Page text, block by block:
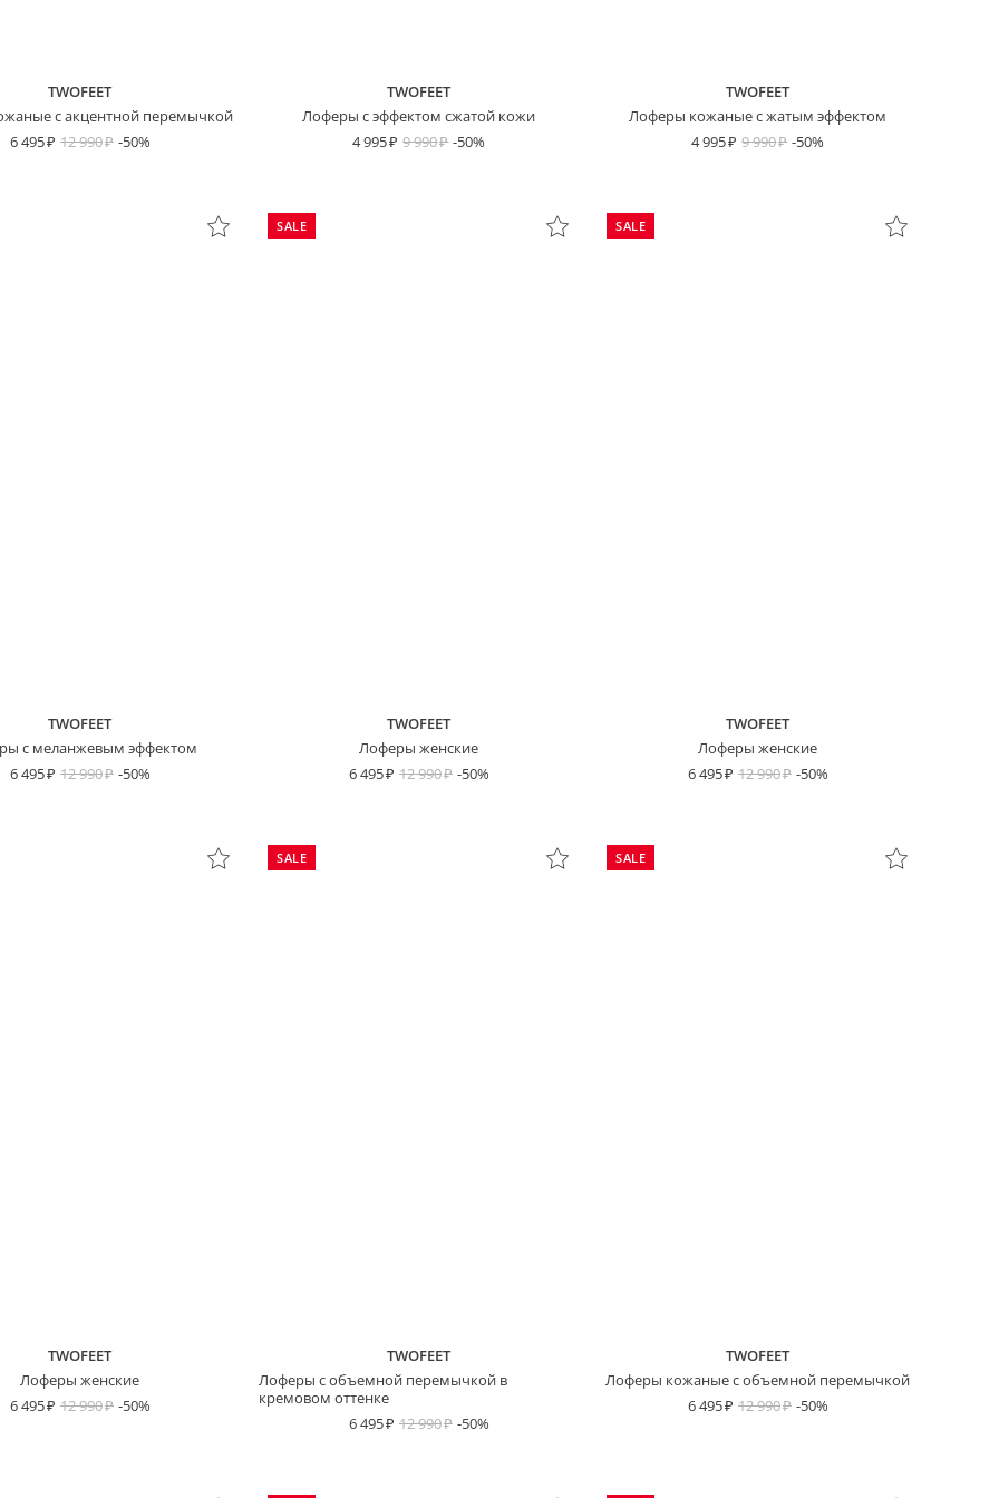
TWOFEET
с акцентной перемычкой
6 495
12 990 -50%
TWOFEET
Лоферы с эффектом сжатой кожи
4 995
9 990 -50%
TWOFEET
Лоферы кожаные с жатым эффектом
4 995
9 990 -50%
TWOFEET
с меланжевым эффектом
6 495
12 990 -50%
SALE
TWOFEET
Лоферы женские
6 495
12 990 -50%
SALE
TWOFEET
Лоферы женские
6 495
12 990 -50%
TWOFEET
Лоферы женские
6 495
12 990 -50%
SALE
TWOFEET
Лоферы с объемной перемычкой в
кремовом оттенке
6 495
12 990 -50%
SALE
TWOFEET
Лоферы кожаные с объемной перемычкой
6 495
12 990 -50%